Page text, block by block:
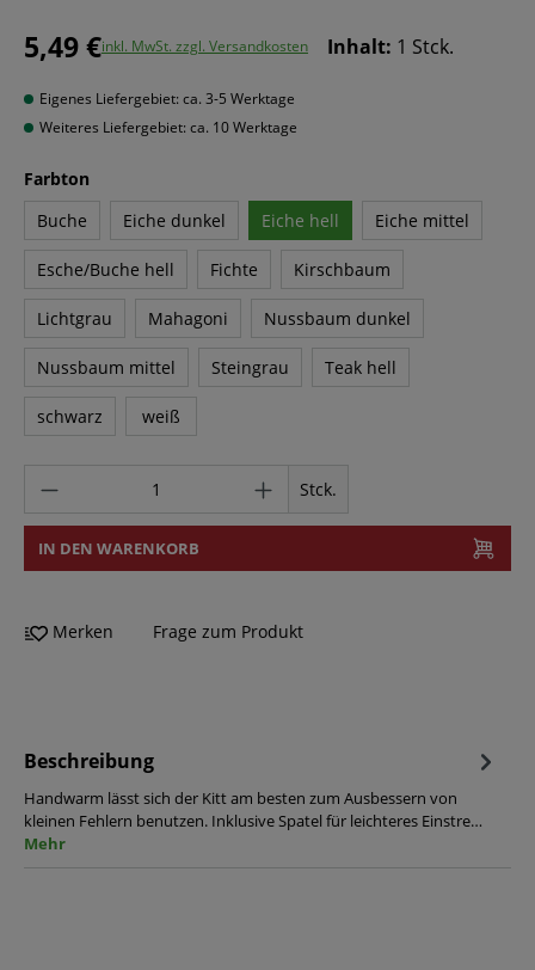
5,49 €inkl. MwSt. zzgl. Versandkosten Inhalt: 1 Stck.
Eigenes Liefergebiet: ca. 3-5 Werktage
Weiteres Liefergebiet: ca. 10 Werktage
Farbton
Buche
Eiche dunkel Eiche hell Eiche mittel
Esche/Buche hell Fichte Kirschbaum
Lichtgrau Mahagoni Nussbaum dunkel
Nussbaum mittel Steingrau Teak hell
schwarz weiß
Stck.
IN DEN WARENKORB
Merken Frage zum Produkt
Beschreibung
Handwarm lässt sich der Kitt am besten zum Ausbessern von
kleinen Fehlern benutzen. Inklusive Spatel für leichteres Einstre…
Mehr